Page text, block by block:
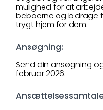
mulighed for at
beboerne og bidrage
trygt hjem for dem.
Ansøgning:
Send din ansøgning
februar 2026.